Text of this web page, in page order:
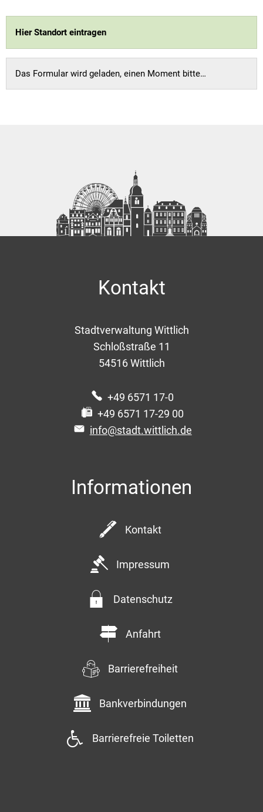
Hier Standort eintragen
Das Formular wird geladen, einen Moment bitte…
Kontakt
Stadtverwaltung Wittlich
Schloßstraße 11
54516 Wittlich
+49 6571 17-0
+49 6571 17-29 00
info@stadt.wittlich.de
Informationen
Kontakt
Impressum
Datenschutz
Anfahrt
Barrierefreiheit
Bankverbindungen
Barrierefreie Toiletten